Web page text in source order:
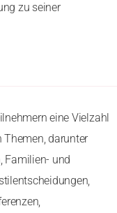
zu seiner
eine Vielzahl
darunter
Familien- und